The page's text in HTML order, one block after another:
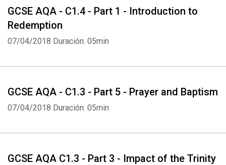
GCSE AQA - C1.4 - Part 1 - Introduction to
Redemption
07/04/2018 Duración: 05min
GCSE AQA - C1.3 - Part 5 - Prayer and Baptism
07/04/2018 Duración: 05min
GCSE AQA C1.3 - Part 3 - Impact of the Trinity